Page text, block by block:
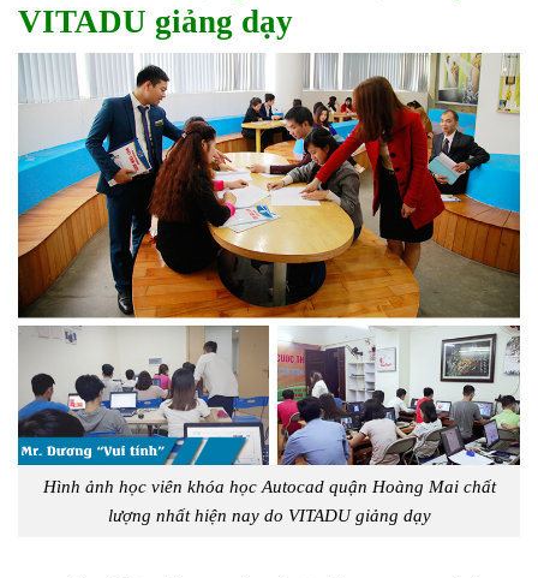
VITADU giảng dạy
Hình ảnh học viên khóa học Autocad quận Hoàng Mai chất
lượng nhất hiện nay do VITADU giảng dạy